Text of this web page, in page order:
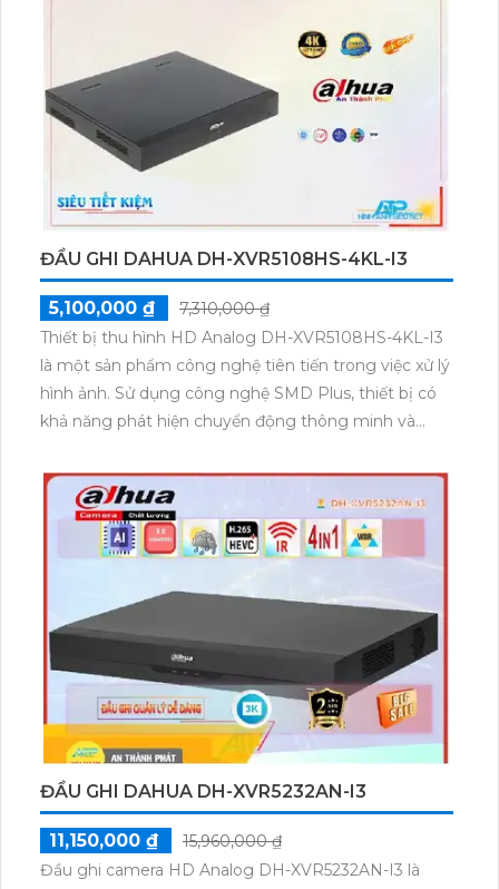
ĐẦU GHI DAHUA DH-XVR5108HS-4KL-I3
5,100,000 ₫
7,310,000 ₫
Thiết bị thu hình HD Analog DH-XVR5108HS-4KL-I3
là một sản phẩm công nghệ tiên tiến trong việc xử lý
hình ảnh. Sử dụng công nghệ SMD Plus, thiết bị có
khả năng phát hiện chuyển động thông minh và
cung cấp không gian lưu trữ đáng tin cậy. Thiết kế
của nó ứng dụng công nghệ tiên tiến AHD CVI TVI
BCS HD, mang lại khả năng hoạt động ổn định và độ
phân giải 8.0 MP. Bên cạnh đó, bạn cũng có thể
giám sát từ xa qua điện thoại với tốc độ nhanh hơn
nhờ hỗ trợ kết nối H.265+/H.265/H.264+/H.264. Đặc
biệt, thiết bị còn có thể thêm 8 Camera IP để nâng
cao khả năng giám sát.
ĐẦU GHI DAHUA DH-XVR5232AN-I3
11,150,000 ₫
15,960,000 ₫
Đầu ghi camera HD Analog DH-XVR5232AN-I3 là